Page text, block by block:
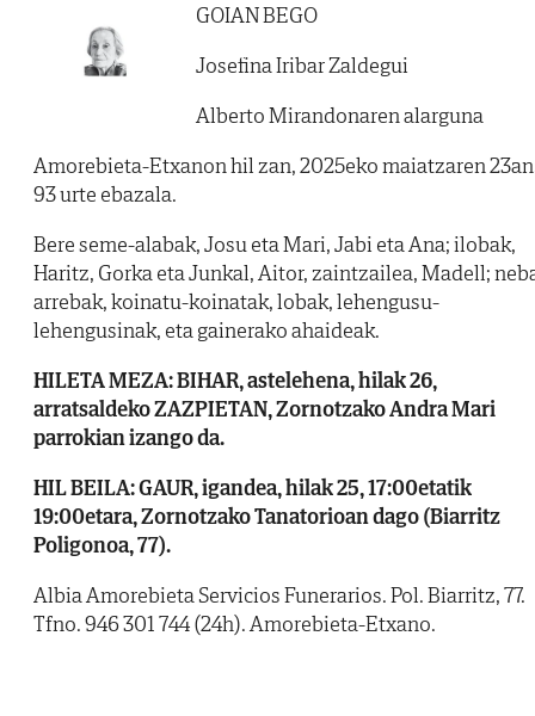
GOIAN BEGO
Josefina Iribar Zaldegui
Alberto Mirandonaren alarguna
Amorebieta-Etxanon hil zan, 2025eko maiatzaren
93 urte ebazala.
Bere seme-alabak, Josu eta Mari, Jabi eta Ana; ilobak,
Haritz, Gorka eta Junkal, Aitor, zaintzailea, Madell;
arrebak, koinatu-koinatak, lobak, lehengusu-
lehengusinak, eta gainerako ahaideak.
HILETA MEZA: BIHAR, astelehena, hilak 26,
arratsaldeko ZAZPIETAN, Zornotzako Andra Mari
parrokian izango da.
HIL BEILA: GAUR, igandea, hilak 25, 17:00etatik
19:00etara, Zornotzako Tanatorioan dago (Biarritz
Poligonoa, 77).
Albia Amorebieta Servicios Funerarios. Pol. Biarritz, 77.
Tfno. 946 301 744 (24h). Amorebieta-Etxano.